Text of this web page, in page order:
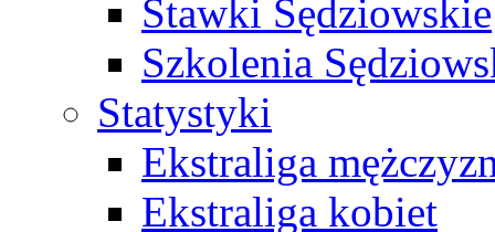
Stawki Sędziowskie
Szkolenia
Statystyki
Ekstraliga
Ekstraliga kobiet